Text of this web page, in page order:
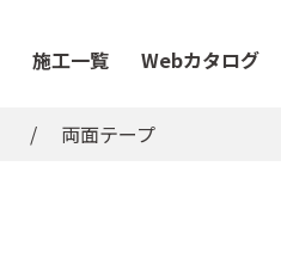
施工一覧 Webカタログ
両面テープ